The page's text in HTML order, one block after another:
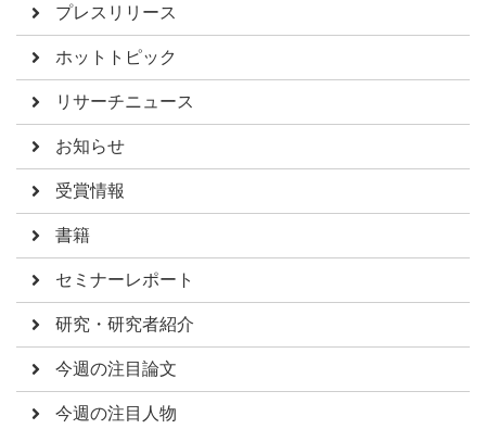
プレスリリース
ホットトピック
リサーチニュース
お知らせ
受賞情報
書籍
セミナーレポート
研究・研究者紹介
今週の注目論文
今週の注目人物